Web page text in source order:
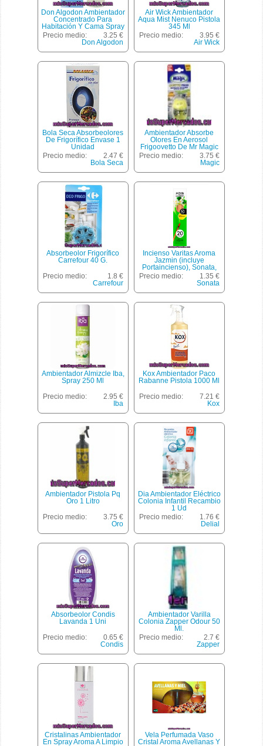
Don Algodon Ambientador
Concentrado Para
Habitación Y Cama Spray
90 Ml
Precio medio:
3.25 €
Don Algodon
Air Wick Ambientador
Aqua Mist Nenuco Pistola
345 Ml
Precio medio:
3.95 €
Air Wick
Bola Seca Absorbeolores
De Frigorífico Envase 1
Unidad
Precio medio:
2.47 €
Bola Seca
Ambientador Absorbe
Olores En Aerosol
Frigoovetto De Mr Magic
1unidad
Precio medio:
3.75 €
Magic
Absorbeolor Frigorífico
Carrefour 40 G.
Precio medio:
1.8 €
Carrefour
Incienso Varitas Aroma
Jazmin (incluye
Portaincienso), Sonata,
Paquete 20 U
Precio medio:
1.35 €
Sonata
Ambientador Almizcle Iba,
Spray 250 Ml
Precio medio:
2.95 €
Iba
Kox Ambientador Paco
Rabanne Pistola 1000 Ml
Precio medio:
7.21 €
Kox
Ambientador Pistola Pq
Oro 1 Litro
Precio medio:
3.75 €
Oro
Dia Ambientador Eléctrico
Colonia Infantil Recambio
1 Ud
Precio medio:
1.76 €
Delial
Absorbeolor Condis
Lavanda 1 Uni
Precio medio:
0.65 €
Condis
Ambientador Varilla
Colonia Zapper Odour 50
Ml.
Precio medio:
2.7 €
Zapper
Cristalinas Ambientador
En Spray Aroma A Limpio
Vela Perfumada Vaso
Cristal Aroma Avellanas Y